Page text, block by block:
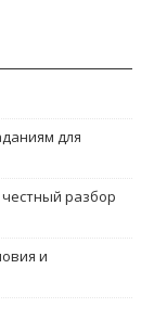
для
разбор
и